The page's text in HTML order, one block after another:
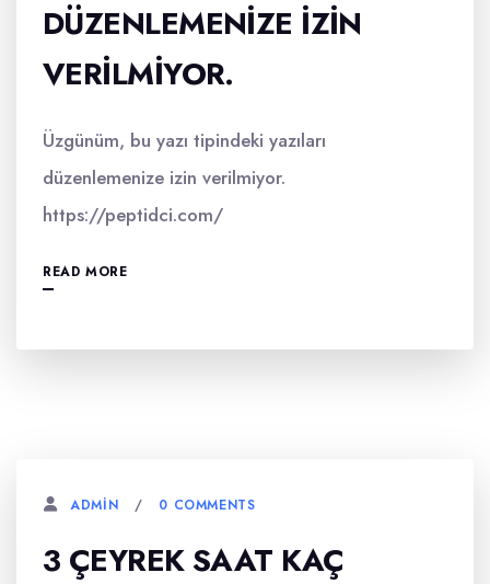
DÜZENLEMENIZE IZIN
VERILMIYOR.
Üzgünüm, bu yazı tipindeki yazıları
düzenlemenize izin verilmiyor.
https://peptidci.com/
READ MORE
ADMIN 0 COMMENTS
3 ÇEYREK SAAT KAÇ